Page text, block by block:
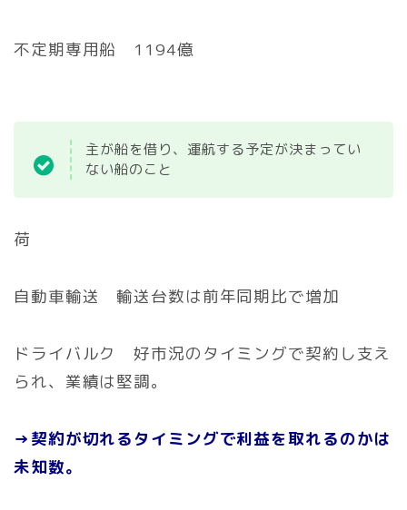
不定期専用船 1194億
主が船を借り、運航する予定が決まってい
ない船のこと
荷
自動車輸送 輸送台数は前年同期比で増加
ドライバルク 好市況のタイミングで契約し支え
られ、業績は堅調。
→契約が切れるタイミングで利益を取れるのかは
未知数。